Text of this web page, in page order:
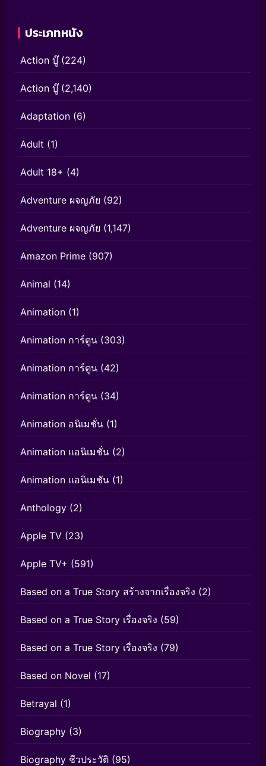
ประเภทหนัง
Action บู๊(224)
Action บู๊(2,140)
Adaptation (6)
Adult (1)
Adult 18+ (4)
Adventure ผจญภัย (92)
Adventure ผจญภัย (1,147)
Amazon Prime (907)
Animal (14)
Animation (1)
Animation การ์ตูน (303)
Animation การ์ตูน (42)
Animation การ์ตูน (34)
Animation อนิเมชั่น (1)
Animation แอนิเมชั่น (2)
Animation แอนิเมชัน (1)
Anthology (2)
Apple TV (23)
Apple TV+ (591)
Based on a True Story สร้างจากเรื่องจริง (2)
Based on a True Story เรื่องจริง (59)
Based on a True Story เรื่องจริง (79)
Based on Novel (17)
Betrayal (1)
Biography (3)
Biography ชีวประวัติ (95)